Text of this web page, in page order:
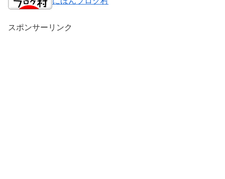
スポンサーリンク